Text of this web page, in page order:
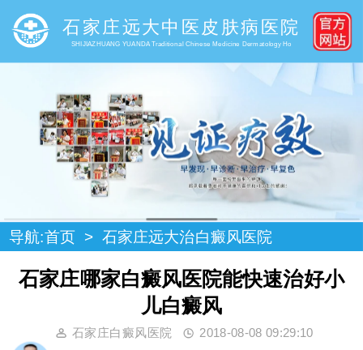
石家庄远大中医皮肤病医院
SHIJIAZHUANG YUANDA Traditional Chinese Medicine Dermatology Ho
导航:首页 > 石家庄远大治白癜风医院
石家庄哪家白癜风医院能快速治好小
儿白癜风
石家庄白癜风医院 2018-08-08 09:29:10